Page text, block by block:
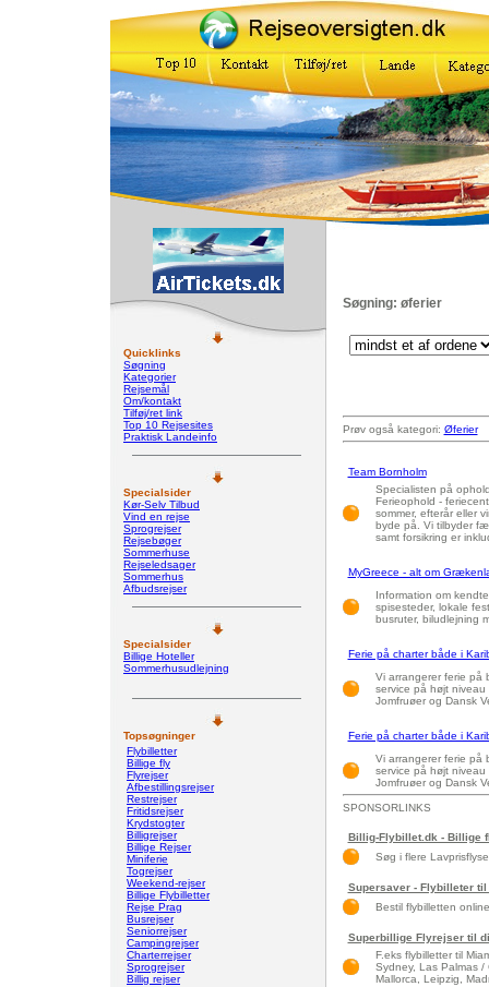
Quicklinks
Søgning
Kategorier
Rejsemål
Om/kontakt
Tilføj/ret link
Top 10 Rejsesites
Praktisk Landeinfo
Specialsider
Kør-Selv Tilbud
Vind en rejse
Sprogrejser
Rejsebøger
Sommerhuse
Rejseledsager
Sommerhus
Afbudsrejser
Specialsider
Billige Hoteller
Sommerhusudlejning
Topsøgninger
Flybilletter
Billige fly
Flyrejser
Afbestillingsrejser
Restrejser
Fritidsrejser
Krydstogter
Billigrejser
Billige Rejser
Miniferie
Togrejser
Weekend-rejser
Billige Flybilletter
Rejse Prag
Busrejser
Seniorrejser
Campingrejser
Charterrejser
Sprogrejser
Billig rejser
Søgning: øferier
Prøv også kategori: Øferier
Team Bornholm
Specialisten på
Ferieophold -
sommer, efterår eller
byde på. Vi tilbyder
samt forsikring er
MyGreece - alt om
Information om
spisesteder, lokale
busruter, biludlejning
Ferie på charter både i
Vi arrangerer ferie på
service på højt
Jomfruøer og Dansk
Ferie på charter både i
Vi arrangerer ferie på
service på højt
Jomfruøer og Dansk
SPONSORLINKS
Billig-Flybillet.dk - Billige
Søg i flere
Supersaver - Flybilleter
Bestil flybilletten
Superbillige Flyrejser til
F.eks flybilletter til
Sydney, Las Palmas /
Mallorca, Leipzig,